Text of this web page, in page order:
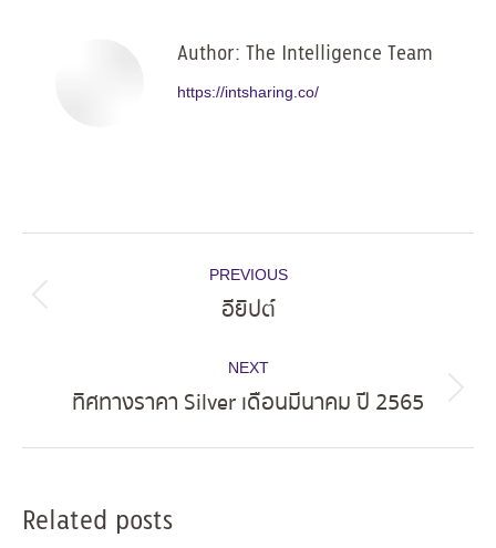
Author: The Intelligence Team
https://intsharing.co/
navigation
PREVIOUS
Previous
อียิปต์
NEXT
Next
ทิศทางราคา Silver เดือนมีนาคม ปี 2565
Related posts